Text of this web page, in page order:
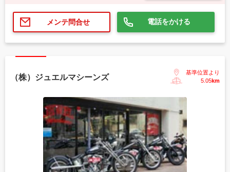
メンテ問合せ 電話をかける
（株）ジュエルマシーンズ
基準位置より
5.05km